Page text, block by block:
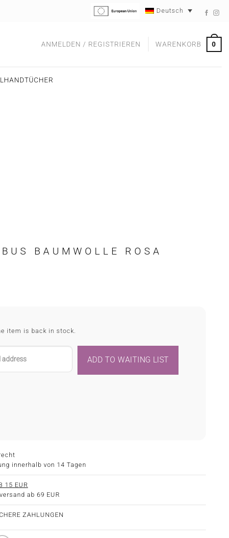
Deutsch
ANMELDEN / REGISTRIEREN WARENKORB 0
BAUMWOLLE ROSA
item is back in stock.
innerhalb von 14 Tagen
15 EUR
ab 69 EUR
ZAHLUNGEN